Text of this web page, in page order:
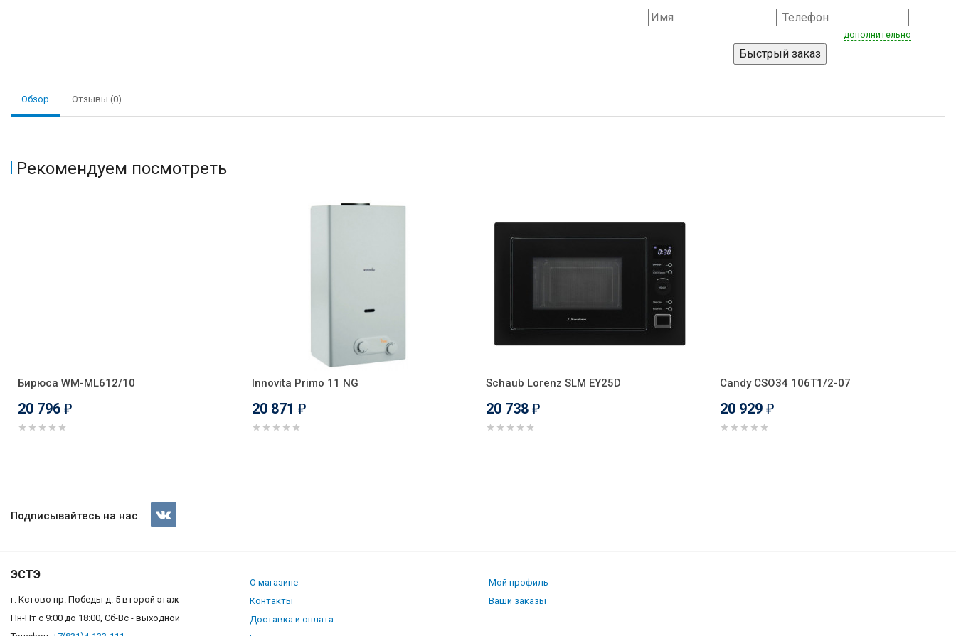
дополнительно
Обзор Отзывы (0)
Рекомендуем посмотреть
Бирюса WM-ML612/10
20 796 ₽
Innovita Primo 11 NG
20 871 ₽
Schaub Lorenz SLM EY25D
20 738 ₽
Candy CSO34 106T1/2-07
20 929 ₽
SCHAUB LORENZ SLK GW6511
Подписывайтесь на нас
ЭСТЭ
г. Кстово пр. Победы д. 5 второй этаж
Пн-Пт с 9:00 до 18:00, Сб-Вс - выходной
О магазине
Контакты
Доставка и оплата
Мой профиль
Ваши заказы